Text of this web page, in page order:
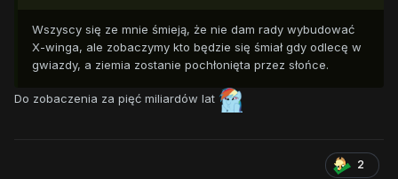
Wszyscy się ze mnie śmieją, że nie dam rady wybudować
X-winga, ale zobaczymy kto będzie się śmiał gdy odlecę w
gwiazdy, a ziemia zostanie pochłonięta przez słońce.
Do zobaczenia za pięć miliardów lat
2